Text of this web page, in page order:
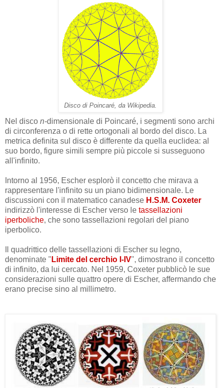
Disco di Poincaré, da Wikipedia.
Nel disco n-dimensionale di Poincaré, i segmenti sono archi
di circonferenza o di rette ortogonali al bordo del disco. La
metrica definita sul disco è differente da quella euclidea: al
suo bordo, figure simili sempre più piccole si susseguono
all'infinito.
Intorno al 1956, Escher esplorò il concetto che mirava a
rappresentare l'infinito su un piano bidimensionale. Le
discussioni con il matematico canadese H.S.M. Coxeter
indirizzò l'interesse di Escher verso le tassellazioni
iperboliche, che sono tassellazioni regolari del piano
iperbolico.
Il quadrittico delle tassellazioni di Escher su legno,
denominate " Limite del cerchio I-IV", dimostrano il concetto
di infinito, da lui cercato. Nel 1959, Coxeter pubblicò le sue
considerazioni sulle quattro opere di Escher, affermando che
erano precise sino al millimetro.